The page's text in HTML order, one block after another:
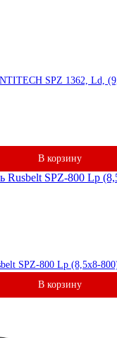
SPZ 1362, Ld,
В корзину
SPZ-800 Lp (8,5х8-
В корзину